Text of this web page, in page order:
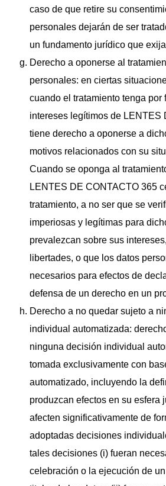
caso de que retire su
personales dejarán de ser
un fundamento jurídico que
Derecho a oponerse al
personales: en ciertas
cuando el tratamiento tenga por
intereses legítimos de LENTES
tiene derecho a oponerse a
motivos relacionados con su
Cuando se oponga al
LENTES DE CONTACTO 365
tratamiento, a no ser que se
imperiosas y legítimas para
prevalezcan sobre sus
libertades, o que los datos
necesarios para efectos de
defensa de un derecho en un
Derecho a no quedar sujeto a
individual automatizada:
ninguna decisión individual
tomada exclusivamente con
automatizado, incluyendo la
produzcan efectos en su esfera
afecten significativamente de
adoptadas decisiones
tales decisiones (i) fueran
celebración o la ejecución de un